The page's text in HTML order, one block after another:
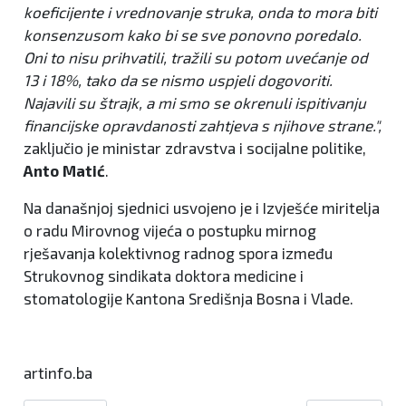
koeficijente i vrednovanje struka, onda to mora biti
konsenzusom kako bi se sve ponovno poredalo.
Oni to nisu prihvatili, tražili su potom uvećanje od
13 i 18%, tako da se nismo uspjeli dogovoriti.
Najavili su štrajk, a mi smo se okrenuli ispitivanju
financijske opravdanosti zahtjeva s njihove strane.",
zaključio je ministar zdravstva i socijalne politike,
Anto Matić
Na današnjoj sjednici usvojeno je i Izvješće miritelja
o radu Mirovnog vijeća o postupku mirnog
rješavanja kolektivnog radnog spora između
Strukovnog sindikata doktora medicine i
stomatologije Kantona Središnja Bosna i Vlade.
artinfo.ba